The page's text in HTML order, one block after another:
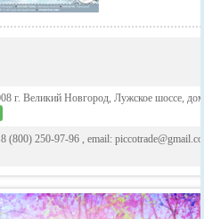
г. Великий Новгород, Лужское шоссе,
(800) 250-97-96 , email: